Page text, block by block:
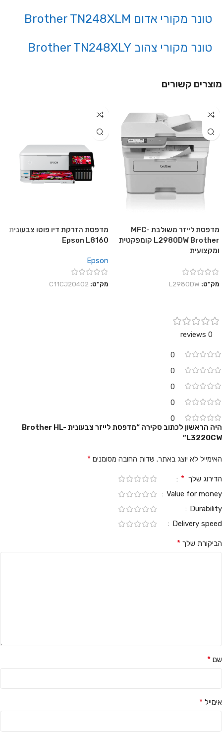
טונר מקורי אדום Brother TN248XLM
טונר מקורי צהוב Brother TN248XLY
מוצרים קשורים
מדפסת לייזר משולבת MFC-
L2980DW Brother קומפקטית
ומקצועית
מק"ט: L2980DW
מדפסת הזרקת דיו פוטו צבעונית
Epson L8160
Epson
מק"ט: C11CJ20402
0 reviews
0
0
0
0
0
היה הראשון לכתוב סקירה “מדפסת לייזר צבעונית Brother HL-
L3220CW”
האימייל לא יוצג באתר. שדות החובה מסומנים *
הדירוג שלך *
Value for money
Durability
Delivery speed
הביקורת שלך *
שם *
אימייל *